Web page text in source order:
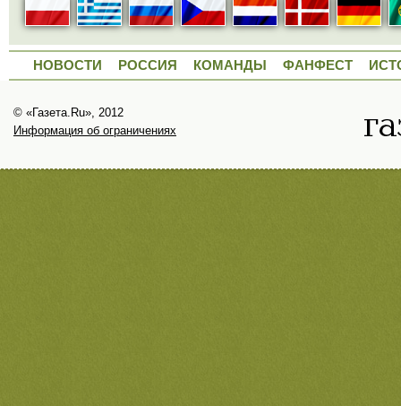
НОВОСТИ РОССИЯ КОМАНДЫ ФАНФЕСТ
© «Газета.Ru», 2012
Информация об ограничениях